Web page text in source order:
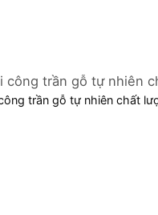
công trần gỗ tự nhiên
trần gỗ tự nhiên chất